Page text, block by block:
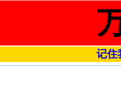
记住